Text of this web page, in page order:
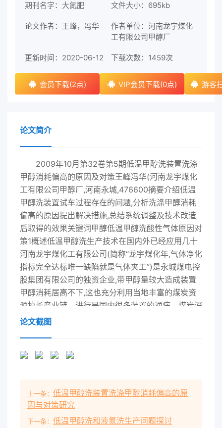
期刊名字：大氮肥 文件大小：695kb
论文作者：王峰，冯华
作者单位：河南龙宇煤化
工有限公司甲醇厂
更新时间：2020-06-12 下载次数： 1459次
会员下载(2点) VIP会员下载(0点) 游客
论文简介
2009年10月第32卷第5期低温甲醇洗装置洗涤
甲醇消耗偏高的原因及对策王峰冯华(河南龙宇煤化
工有限公司甲醇厂,河南永城,476600摘要介绍低温
甲醇洗装置试车过程存在的问题,分析洗涤甲醇消耗
偏高的原因提出解决措施,总结系统调整及技术改造
后取得的效果关键词甲醇低温甲醇洗酸性气体原因对
策1概述低温甲醇洗生产技术在国内外已经应用几十
河南龙宇煤化工有限公司(简称“龙宇煤化年,气体净化
指标完全达标唯一缺陷就是气体夹工”)是永城煤电控
股集团有限公司的独资企业,带甲醇量较大造成装置
甲醇消耗居高不下,这也充分利用当地丰富的煤炭资
源拉长产业链、进行是国内很多装置的通病。煤炭深
加工,一期建设了500kυa煤制甲醇装置于2008年3月
操作粗煤气洗涤塔分为五段吸收,变换装置来的弹性
要。装置自投产以来,甲醇消冷器)、氨洗涤塔、原料
气深冷器,气体温度降耗一直居高不下。鲁奇公司在
工艺设计包中,甲至-17.1℃;然后从底部进入洗涤塔依
论文截图
上一条： 低温甲醇洗装置洗涤甲醇消耗偏高的原
因与对策研究
下一条： 低温甲醇洗和液氮洗生产问题探讨